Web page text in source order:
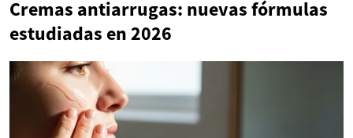
Cremas antiarrugas: nuevas fórmulas
estudiadas en 2026